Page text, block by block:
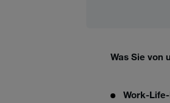
Was Sie von
Work-